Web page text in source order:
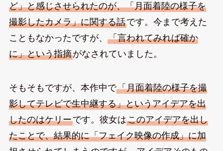
ど」と感じさせられたのが、「月面着陸の様子を
撮影したカメラ」に関する話です。今まで考えた
こともなかったですが、 「言われてみれば確か
に」という指摘がなされていました。
そもそもですが、本作中で「月面着陸の様子を撮
影してテレビで生中継する」というアイデアを出
したのはケリーです。彼女はこのアイデアを出し
たことで、結果的に「フェイク映像の作成」に加